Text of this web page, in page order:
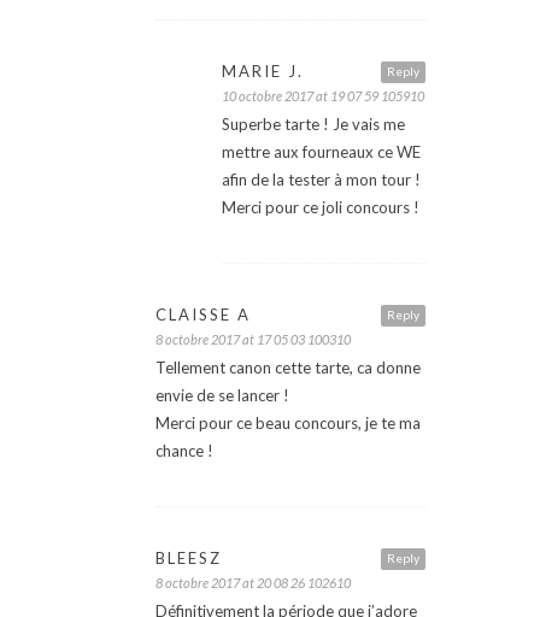
Reply
MARIE J.
10 octobre 2017 at 19 07 59 105910
Superbe tarte ! Je vais me
mettre aux fourneaux ce WE
afin de la tester à mon tour !
Merci pour ce joli concours !
Reply
CLAISSE A
8 octobre 2017 at 17 05 03 100310
Tellement canon cette tarte, ca donne
envie de se lancer !
Merci pour ce beau concours, je te ma
chance !
Reply
BLEESZ
8 octobre 2017 at 20 08 26 102610
Définitivement la période que j’adore